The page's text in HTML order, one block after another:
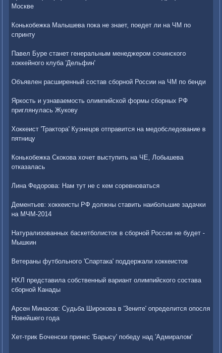
Москве
Конькобежка Малышева пока не знает, поедет ли на ЧМ по
спринту
Павел Буре станет генеральным менеджером сочинского
хоккейного клуба 'Дельфин'
Объявлен расширенный состав сборной России на ЧМ по бенди
Яркость и узнаваемость олимпийской формы сборных РФ
приглянулась Жукову
Хоккеист 'Трактора' Кузнецов отправится на медобследование в
пятницу
Конькобежка Скокова хочет выступить на ЧЕ, Лобышева
отказалась
Лина Федорова: Нам тут не с кем соревноваться
Дементьев: хоккеисты РФ должны ставить наибольшие задачки
на МЧМ-2014
Натурализованных баскетболисток в сборной России не будет -
Мышкин
Ветераны футбольного 'Спартака' поддержали хоккеистов
НХЛ представила собственный вариант олимпийского состава
сборной Канады
Арсен Минасов: Судьба Широкова в 'Зените' определится опосля
Новейшего года
Хет-трик Боченски принес 'Барысу' победу над 'Адмиралом'